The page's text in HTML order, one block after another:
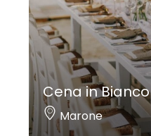
Cena in Bianco
Marone